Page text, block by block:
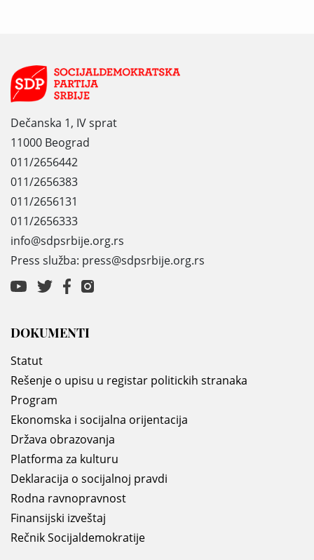
Dečanska 1, IV sprat
11000 Beograd
011/2656442
011/2656383
011/2656131
011/2656333
info@sdpsrbije.org.rs
Press služba: press@sdpsrbije.org.rs
DOKUMENTI
Statut
Rešenje o upisu u registar politickih stranaka
Program
Ekonomska i socijalna orijentacija
Država obrazovanja
Platforma za kulturu
Deklaracija o socijalnoj pravdi
Rodna ravnopravnost
Finansijski izveštaj
Rečnik Socijaldemokratije